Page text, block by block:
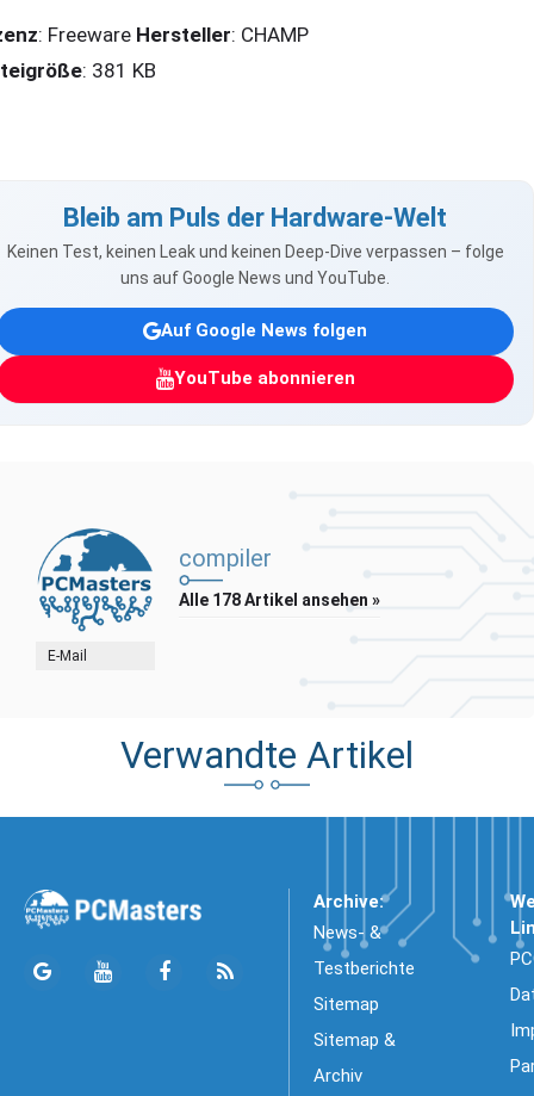
: Freeware Hersteller: CHAMP
: 381 KB
Bleib am Puls der Hardware-Welt
Keinen Test, keinen Leak und keinen Deep-Dive verpassen – folge
uns auf Google News und YouTube.
Auf Google News folgen
YouTube abonnieren
E-Mail
compiler
Alle 178 Artikel ansehen »
Verwandte Artikel
Archive:
News- &
Testberichte
Sitemap
Sitemap &
Archiv